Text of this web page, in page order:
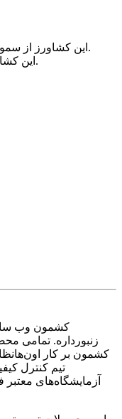
کشمون وب
زنبورداره. تمامی
کشمون بر کار
تیم کنترل
آزمایشگاه‌های